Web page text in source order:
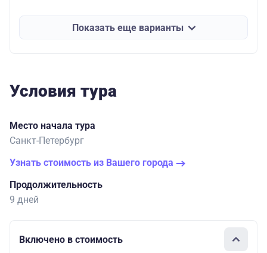
Показать еще варианты
Условия тура
Место начала тура
Санкт-Петербург
Узнать стоимость из Вашего города
Продолжительность
9 дней
Включено в стоимость